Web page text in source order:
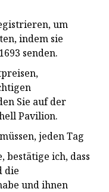
um
indem sie
senden.
Sie auf der
Pavilion.
jeden Tag
bestätige ich, dass
die
und ihnen